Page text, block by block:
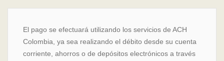
El pago se efectuará utilizando los servicios de ACH
Colombia, ya sea realizando el débito desde su cuenta
corriente, ahorros o de depósitos electrónicos a través